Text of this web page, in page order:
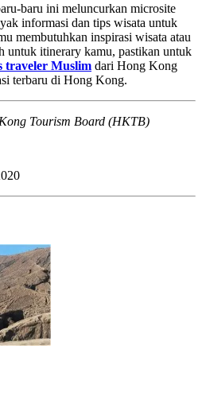
baru ini meluncurkan microsite
informasi dan tips wisata untuk
membutuhkan inspirasi wisata atau
untuk itinerary kamu, pastikan untuk
traveler Muslim dari Hong Kong
terbaru di Hong Kong.
Tourism Board (HKTB)